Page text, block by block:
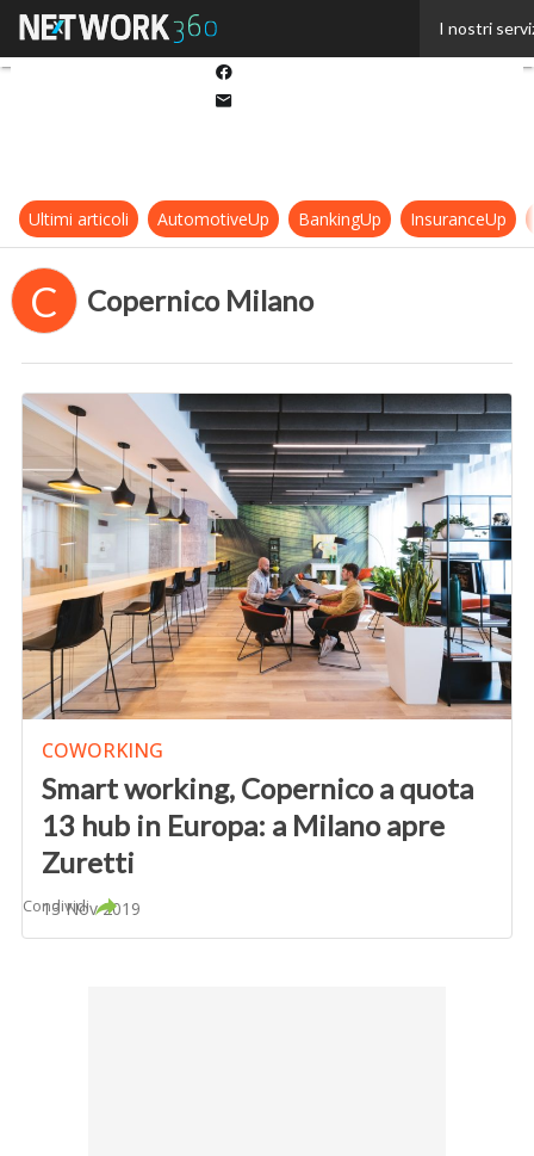
I nostri
Ultimi articoli AutomotiveUp BankingUp InsuranceUp
C Copernico Milano
COWORKING
Smart working, Copernico a quota
13 hub in Europa: a Milano apre
Zuretti
13 Nov 2019
Condividi